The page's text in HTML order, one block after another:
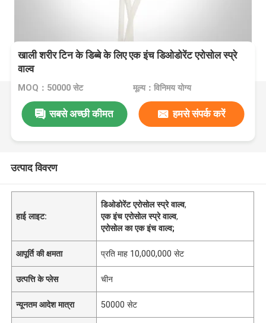
खाली शरीर टिन के डिब्बे के लिए एक इंच डिओडोरेंट एरोसोल स्प्रे
वाल्व
MOQ：50000 सेट मूल्य：विनिमय योग्य
सबसे अच्छी कीमत हमसे संपर्क करें
उत्पाद विवरण
हाई लाइट:
डिओडोरेंट एरोसोल स्प्रे वाल्व,
एक इंच एरोसोल स्प्रे वाल्व,
एरोसोल का एक इंच वाल्व;
आपूर्ति की क्षमता प्रति माह 10,000,000 सेट
उत्पत्ति के प्लेस चीन
न्यूनतम आदेश मात्रा 50000 सेट